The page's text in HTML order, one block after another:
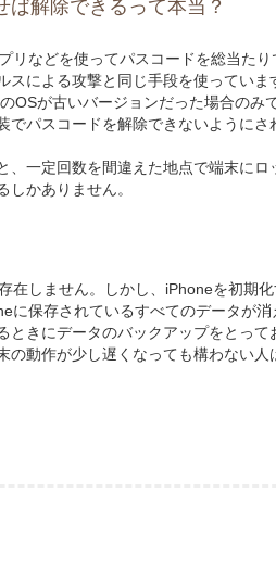
解除できるって本当？
リなどを使ってパスコードを総当た
スによる攻撃と同じ手段を使っていま
OSが古いバージョンだった場合のみ
パスコードを解除できないようにさ
一定回数を間違えた地点で端末にロ
かありません。
在しません。しかし、iPhoneを初期
に保存されているすべてのデータが
ときにデータのバックアップをとって
動作が少し遅くなっても構わない人